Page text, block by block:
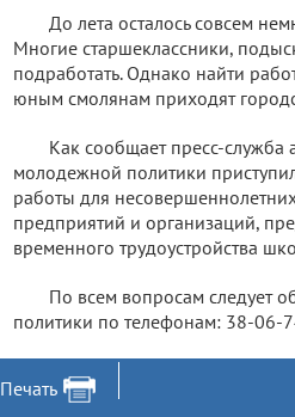
До лета осталось совсем
Многие старшеклассники,
подработать. Однако найти
юным смолянам приходят
Как сообщает пресс-служба
молодежной политики
работы для
предприятий и организаций,
временного трудоустройства
По всем вопросам следует
политики по телефонам: 38-06-
Печать